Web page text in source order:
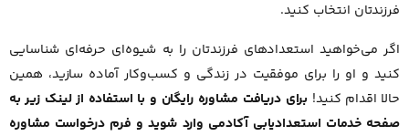
فرزندتان انتخاب کنید.
اگر می‌خواهید استعدادهای فرزندتان را به شیوه‌ای حرفه‌ای شناسایی
کنید و او را برای موفقیت در زندگی و کسب‌وکار آماده سازید، همین
حالا اقدام کنید! برای دریافت مشاوره رایگان و با استفاده از لینک زیر به
صفحه خدمات استعدادیابی آکادمی وارد شوید و فرم درخواست مشاوره